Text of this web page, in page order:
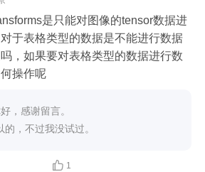
是只能对图像的tensor数据进
于表格类型的数据是不能进行数据
，如果要对表格类型的数据进行数
操作呢
，感谢留言。
的，不过我没试过。
 1